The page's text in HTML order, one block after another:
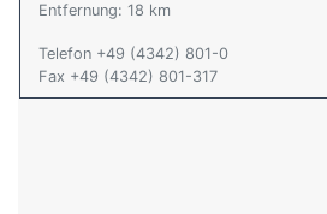
Entfernung: 18 km
Telefon +49 (4342) 801-0
Fax +49 (4342) 801-317